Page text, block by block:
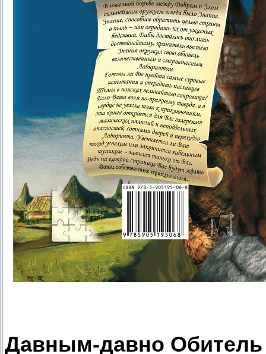
Давным-давно Обитель